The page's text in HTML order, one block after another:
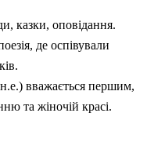
казки, оповідання.
де оспівували
вважається першим,
та жіночій красі.